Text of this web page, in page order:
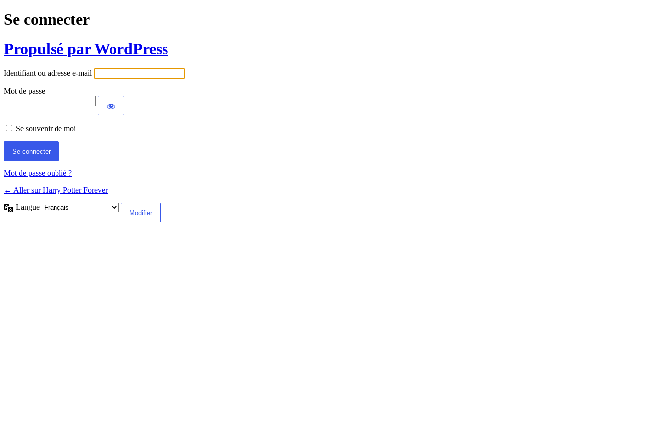
Se connecter
Propulsé par WordPress
Identifiant ou adresse e-mail
Mot de passe
Se souvenir de moi
Mot de passe oublié ?
← Aller sur Harry Potter Forever
Langue